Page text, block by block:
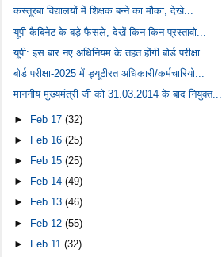
कस्तूरबा विद्यालयों में शिक्षक बन्ने का मौका, देखे...
यूपी कैबिनेट के बड़े फैसले, देखें किन किन प्रस्तावो...
यूपी: इस बार नए अधिनियम के तहत होंगी बोर्ड परीक्षा...
बोर्ड परीक्षा-2025 में ड्यूटीरत अधिकारी/कर्मचारियो...
माननीय मुख्यमंत्री जी को 31.03.2014 के बाद नियुक्त...
► Feb 17(32)
►
Feb 16(25)
►
Feb 15(25)
►
Feb 14(49)
►
Feb 13(46)
► Feb 12(55)
► Feb 11(32)